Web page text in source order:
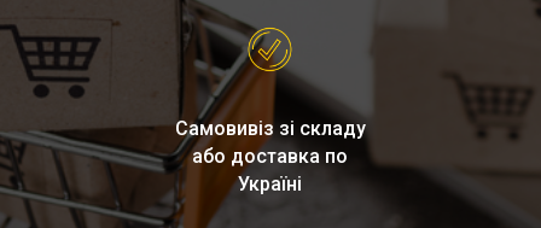
Самовивіз зі складу
або доставка по
Україні